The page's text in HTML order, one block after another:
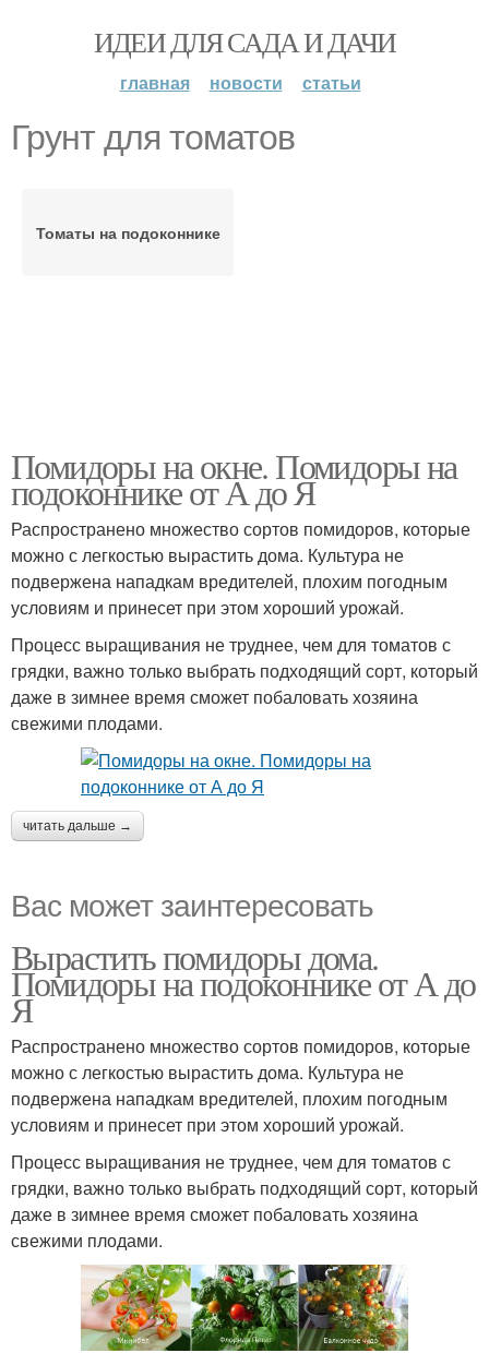
ИДЕИ ДЛЯ САДА И ДАЧИ
главная новости статьи
Грунт для томатов
Томаты на подоконнике
Помидоры на окне. Помидоры на
подоконнике от А до Я
Распространено множество сортов помидоров, которые
можно с легкостью вырастить дома. Культура не
подвержена нападкам вредителей, плохим погодным
условиям и принесет при этом хороший урожай.
Процесс выращивания не труднее, чем для томатов с
грядки, важно только выбрать подходящий сорт, который
даже в зимнее время сможет побаловать хозяина
свежими плодами.
читать дальше →
Вас может заинтересовать
Вырастить помидоры дома.
Помидоры на подоконнике от А до
Я
Распространено множество сортов помидоров, которые
можно с легкостью вырастить дома. Культура не
подвержена нападкам вредителей, плохим погодным
условиям и принесет при этом хороший урожай.
Процесс выращивания не труднее, чем для томатов с
грядки, важно только выбрать подходящий сорт, который
даже в зимнее время сможет побаловать хозяина
свежими плодами.